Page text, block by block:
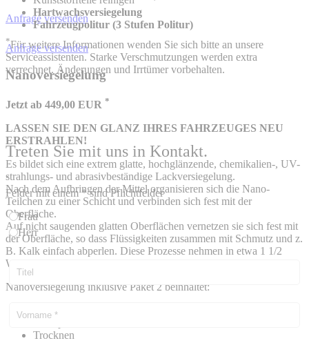
Hartwachsversiegelung
Fahrzeugpolitur (3 Stufen Politur)
Anfrage versenden
Nanoversiegelung
Jetzt ab 449,00 EUR *
LASSEN SIE DEN GLANZ IHRES FAHRZEUGES NEU
ERSTRAHLEN!
Es bildet sich eine extrem glatte, hochglänzende, chemikalien-, UV-
strahlungs- und abrasivbeständige Lackversiegelung.
Nach dem Aufbringen der Mittel organisieren sich die Nano-
Teilchen zu einer Schicht und verbinden sich fest mit der
Oberfläche.
Auf nicht saugenden glatten Oberflächen vernetzen sie sich fest mit
der Oberfläche, so dass Flüssigkeiten zusammen mit Schmutz und z.
B. Kalk einfach abperlen. Diese Prozesse nehmen in etwa 1 1/2
Werktage in Anspruch.
Nanoversiegelung inklusive Paket 2 beinhaltet:
Außenwäsche
Trocknen
Anfrage versenden
*Für weitere Informationen wenden Sie sich bitte an unsere
Serviceassistenten. Starke Verschmutzungen werden extra
verrechnet. Änderungen und Irrtümer vorbehalten.
Treten Sie mit uns in Kontakt.
´
Felder mit einem * sind Pflichtfelder
Frau
Herr